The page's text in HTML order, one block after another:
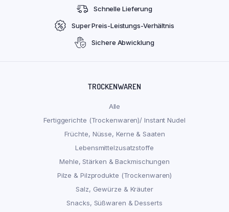
Schnelle Lieferung
Super Preis-Leistungs-Verhältnis
Sichere Abwicklung
TROCKENWAREN
Alle
Fertiggerichte (Trockenwaren)/ Instant Nudel
Früchte, Nüsse, Kerne & Saaten
Lebensmittelzusatzstoffe
Mehle, Stärken & Backmischungen
Pilze & Pilzprodukte (Trockenwaren)
Salz, Gewürze & Kräuter
Snacks, Süßwaren & Desserts